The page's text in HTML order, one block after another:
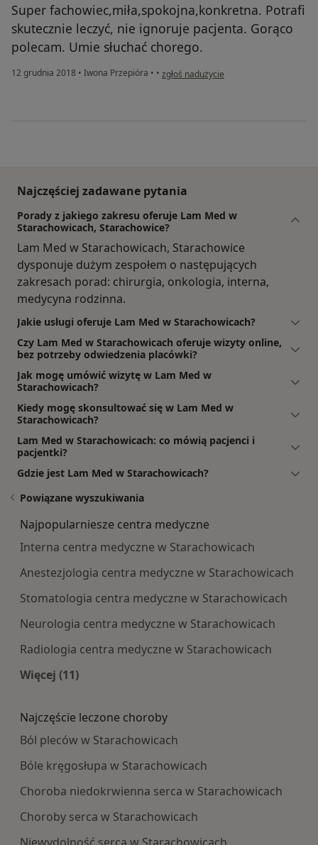
Super fachowiec,miła,spokojna,konkretna. Potrafi
skutecznie leczyć, nie ignoruje pacjenta. Gorąco
polecam. Umie słuchać chorego.
12 grudnia 2018 • Iwona Przepióra • • w opinii użytkownika nowakowiesc
zgłoś nadużycie
Najczęściej zadawane pytania
Porady z jakiego zakresu oferuje Lam Med w
Starachowicach, Starachowice?
Lam Med w Starachowicach, Starachowice
dysponuje dużym zespołem o następujących
zakresach porad: chirurgia, onkologia, interna,
medycyna rodzinna.
Jakie usługi oferuje Lam Med w Starachowicach?
Czy Lam Med w Starachowicach oferuje wizyty online,
bez potrzeby odwiedzenia placówki?
Jak mogę umówić wizytę w Lam Med w
Starachowicach?
Kiedy mogę skonsultować się w Lam Med w
Starachowicach?
Lam Med w Starachowicach: co mówią pacjenci i
pacjentki?
Gdzie jest Lam Med w Starachowicach?
Powiązane wyszukiwania
Najpopularniesze centra medyczne
Interna centra medyczne w Starachowicach
Anestezjologia centra medyczne w Starachowicach
Stomatologia centra medyczne w Starachowicach
Neurologia centra medyczne w Starachowicach
Radiologia centra medyczne w Starachowicach
Więcej (11)
Najczęście leczone choroby
Ból pleców w Starachowicach
Bóle kręgosłupa w Starachowicach
Choroba niedokrwienna serca w Starachowicach
Choroby serca w Starachowicach